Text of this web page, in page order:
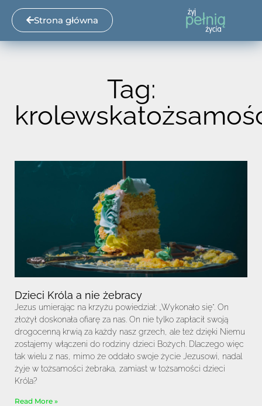
Strona główna
Tag:
Dzieci Króla a nie żebracy
Jezus umierając na krzyżu powiedział: „Wykonało się”. On
złożył doskonała ofiarę za nas. On nie tylko zapłacił swoją
drogocenną krwią za każdy nasz grzech, ale też dzięki Niemu
zostajemy włączeni do rodziny dzieci Bożych. Dlaczego więc
tak wielu z nas, mimo że oddało swoje życie Jezusowi, nadal
żyje w tożsamości żebraka, zamiast w tożsamości dzieci
Króla?
Read More »